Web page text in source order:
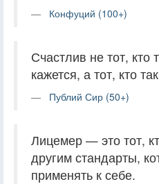
Конфуций (100+)
Счастлив не тот, кто
кажется, а тот, кто
Публий Сир (50+)
Лицемер — это тот,
другим стандарты,
применять к себе.